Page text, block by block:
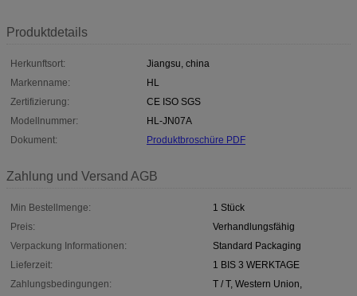
Produktdetails
Herkunftsort:
Jiangsu, china
Markenname:
HL
Zertifizierung:
CE ISO SGS
Modellnummer:
HL-JN07A
Dokument:
Produktbroschüre PDF
Zahlung und Versand AGB
Min Bestellmenge:
1 Stück
Preis:
Verhandlungsfähig
Verpackung Informationen:
Standard Packaging
Lieferzeit:
1 BIS 3 WERKTAGE
Zahlungsbedingungen:
T / T, Western Union,